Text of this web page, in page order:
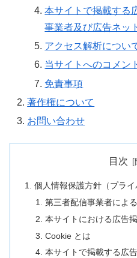
本サイトで掲載する
事業者及び広告ネッ
アクセス解析につい
当サイトへのコメン
免責事項
著作権について
お問い合わせ
目次
個人情報保護方針（プライ
第三者配信事業者によ
本サイトにおける広告
Cookie とは
本サイトで掲載する広